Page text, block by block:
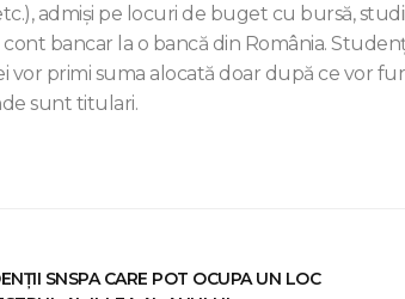
admiși pe locuri de buget cu bursă,
bancar la o bancă din România.
vor primi suma alocată doar după ce vor
sunt titulari.
SNSPA CARE POT OCUPA UN LOC